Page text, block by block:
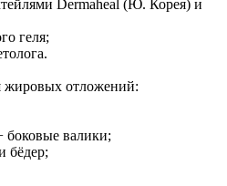
Dermaheal (Ю. Корея) и
геля;
жировых отложений:
валики;
бёдер;